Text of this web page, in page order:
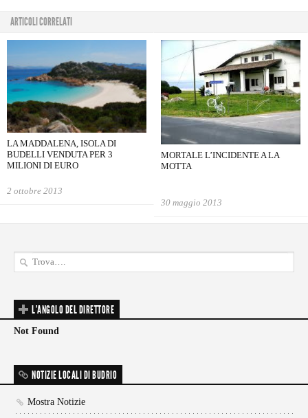
ARTICOLI CORRELATI
LA MADDALENA, ISOLA DI
BUDELLI VENDUTA PER 3
MILIONI DI EURO
2 ottobre 2013
MORTALE L’INCIDENTE A LA
MOTTA
30 maggio 2013
L'ANGOLO DEL DIRETTORE
Not Found
NOTIZIE LOCALI DI BUDRIO
Mostra Notizie